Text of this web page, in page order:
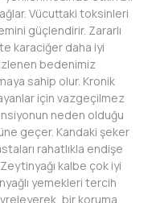
Vücuttaki toksinleri
güçlendirir. Zararlı
karaciğer daha iyi
bedenimiz
sahip olur. Kronik
için vazgeçilmez
neden olduğu
geçer. Kandaki şeker
rahatlıkla endişe
kalbe çok iyi
yemekleri tercih
bir koruma